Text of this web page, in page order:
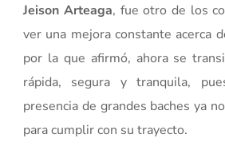
Jeison Arteaga, fue otro de los
ver una mejora constante acerca
por la que afirmó, ahora se
rápida, segura y tranquila,
presencia de grandes baches ya
para cumplir con su trayecto.